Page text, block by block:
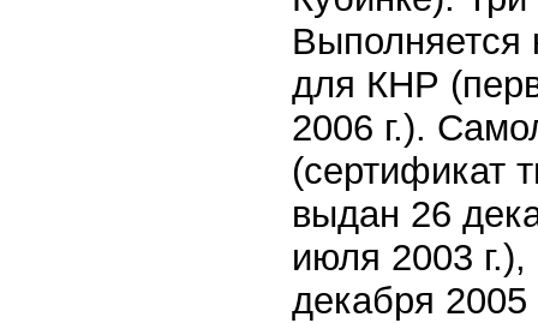
Выполняется
для КНР
2006 г.).
(сертификат
выдан 26
июля 2003
декабря 2005